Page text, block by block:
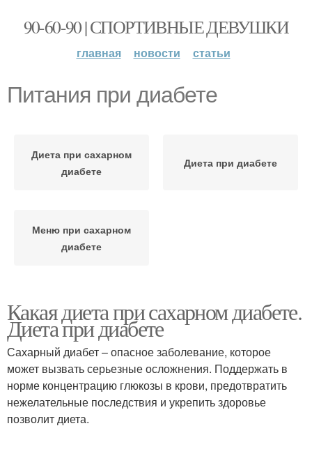
90-60-90 | СПОРТИВНЫЕ ДЕВУШКИ
главная новости статьи
Питания при диабете
Диета при сахарном
диабете
Диета при диабете
Меню при сахарном
диабете
Какая диета при сахарном диабете.
Диета при диабете
Сахарный диабет – опасное заболевание, которое
может вызвать серьезные осложнения. Поддержать в
норме концентрацию глюкозы в крови, предотвратить
нежелательные последствия и укрепить здоровье
позволит диета.